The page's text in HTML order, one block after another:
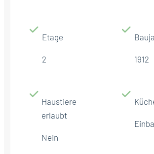
Etage
2 1912
Haustiere
erlaubt
Nein